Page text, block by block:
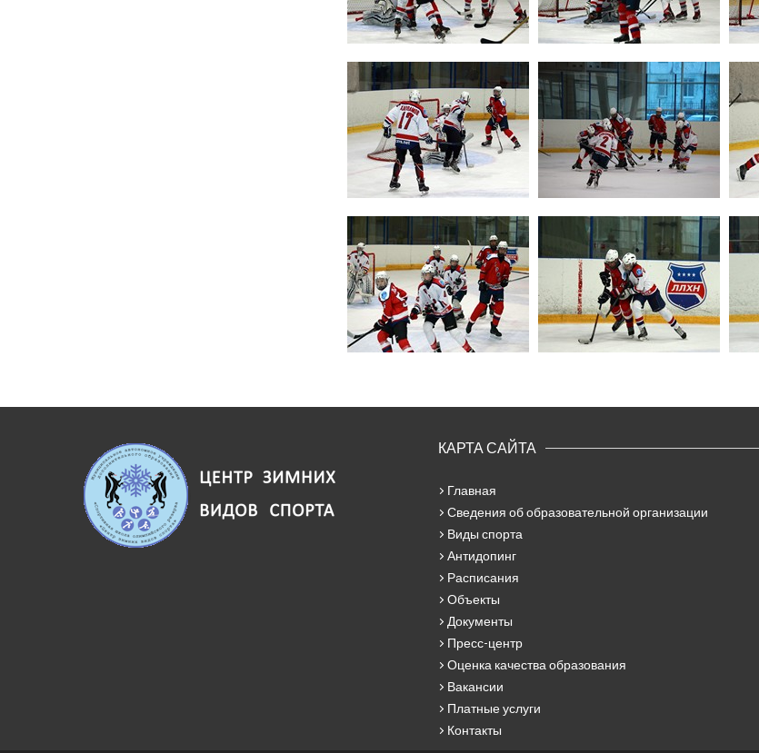
КАРТА САЙТА
Главная
Сведения об образовательной организации
Виды спорта
Антидопинг
Расписания
Объекты
Документы
Пресс-центр
Оценка качества образования
Вакансии
Платные услуги
Контакты